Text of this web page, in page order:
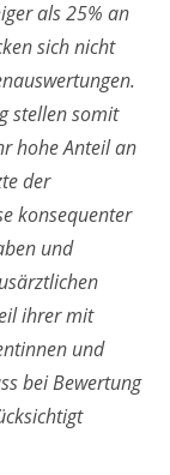
als 25% an
sich nicht
stellen somit
hohe Anteil an
der
konsequenter
und
ihrer mit
und
bei Bewertung